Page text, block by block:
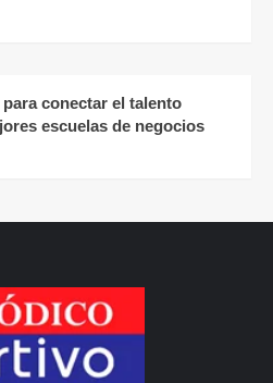
conectar el talento
escuelas de negocios